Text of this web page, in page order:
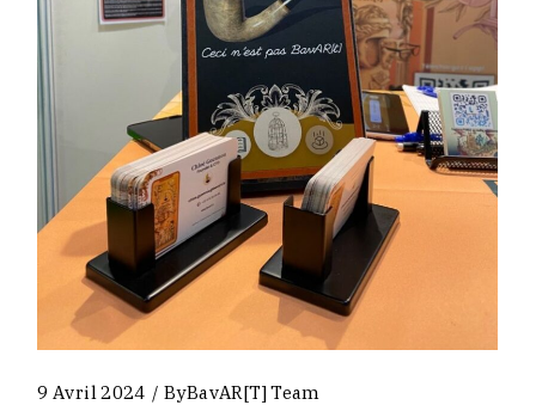
9 Avril 2024 ByBavAR[t] Team